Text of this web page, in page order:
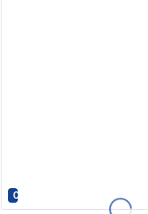
Crazy - PEC POD SNĚŽKOU